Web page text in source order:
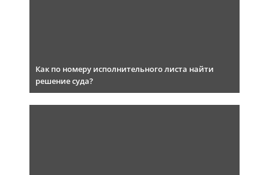
Как по номеру исполнительного листа найти
решение суда?